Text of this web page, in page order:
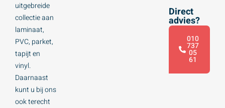
uitgebreide
collectie aan
laminaat,
PVC, parket,
tapijt en
vinyl.
Daarnaast
kunt u bij ons
ook terecht
Direct
advies?
010
737
05
61